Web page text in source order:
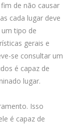
de não causar
cada lugar deve
tipo de
gerais e
se consultar um
é capaz de
lugar.
Isso
é capaz de